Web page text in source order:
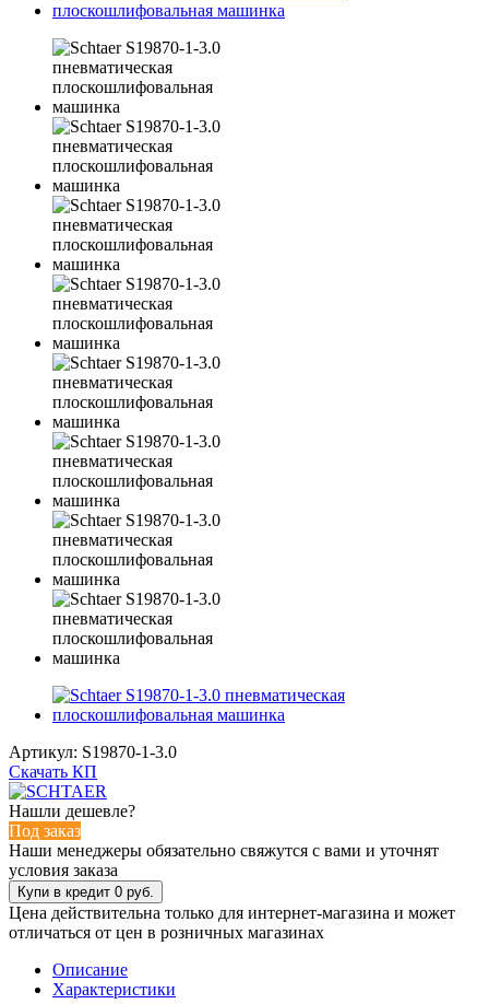
Артикул: S19870-1-3.0
Скачать КП
Нашли дешевле?
Под заказ
Наши менеджеры обязательно свяжутся с вами и уточнят
условия заказа
Цена действительна только для интернет-магазина и может
отличаться от цен в розничных магазинах
Описание
Характеристики